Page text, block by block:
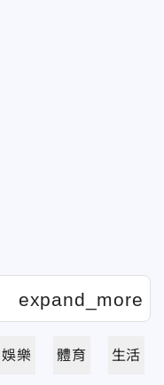
娛樂 體育 生活